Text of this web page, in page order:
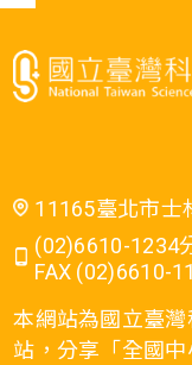
11165臺北市士
(02)6610-1234
FAX (02)6610-
本網站為國立臺
站，分享「全國